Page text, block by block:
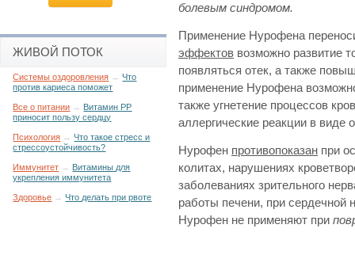
болевым синдромом.
Применение Нурофена
эффектов возможно развитие
появляться отек, а также
применение Нурофена
также угнетение процессов
аллергические реакции в виде
Нурофен противопоказан при
колитах, нарушениях
заболеваниях зрительного
работы печени, при сердечной
Нурофен не применяют при
ЖИВОЙ ПОТОК
Системы оздоровления →Что
против кариеса поможет
Все о питании → Витамин РР
приносит пользу сердцу
Психология →Что такое стресс и
стрессоустойчивость?
Иммунитет → Витамины для
укрепления иммунитета
Здоровье →Что делать при рвоте